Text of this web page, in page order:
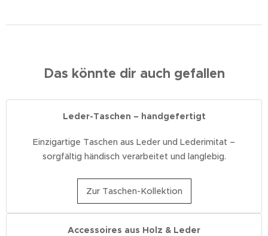
Das könnte dir auch gefallen
Leder-Taschen – handgefertigt
Einzigartige Taschen aus Leder und Lederimitat –
sorgfältig händisch verarbeitet und langlebig.
Zur Taschen-Kollektion
Accessoires aus Holz & Leder